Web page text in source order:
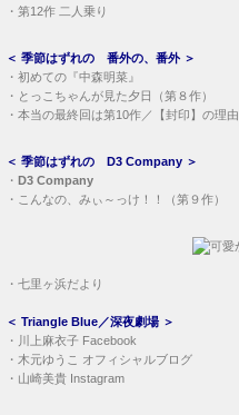
・ 第12作 二人乗り
＜ 季節はずれの 番外の、番外＞
・ 初めての『中森明菜』
・ とっこちゃんが見た夕日（第８作）
・ 本当の最終回は第10作／【封印】の理由
＜ 季節はずれの D3 Company ＞
・ D3 Company
・ こんなの、みぃ～っけ！！（第９作）
・ 七里ヶ浜だより
＜ Triangle Blue／深夜劇場 ＞
・
川上麻衣子 Facebook
・ 木元ゆうこ オフィシャルブログ
・ 山崎美貴 Instagram